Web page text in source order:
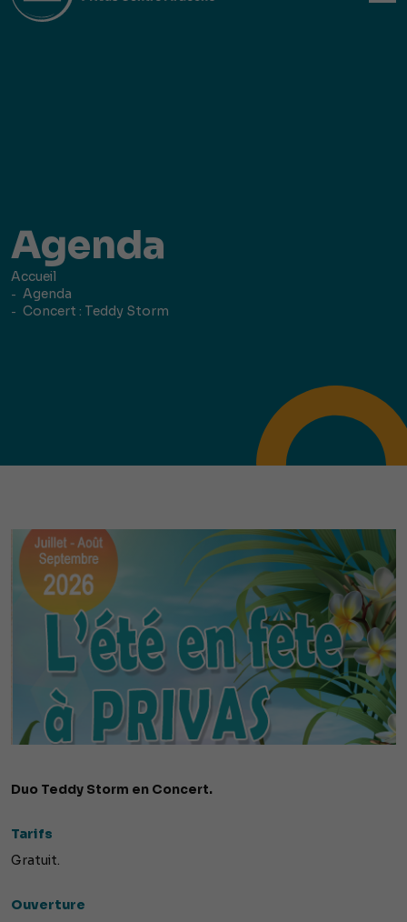
Agenda
Accueil
Agenda
Concert : Teddy Storm
Duo Teddy Storm en Concert.
Tarifs
Gratuit.
Ouverture